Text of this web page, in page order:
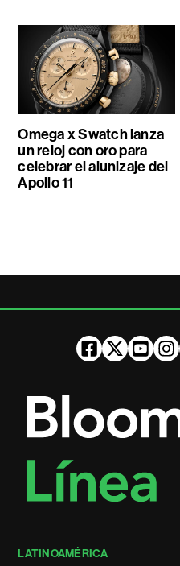
Omega x Swatch lanza
un reloj con oro para
celebrar el alunizaje del
Apollo 11
LATINOAMÉRICA